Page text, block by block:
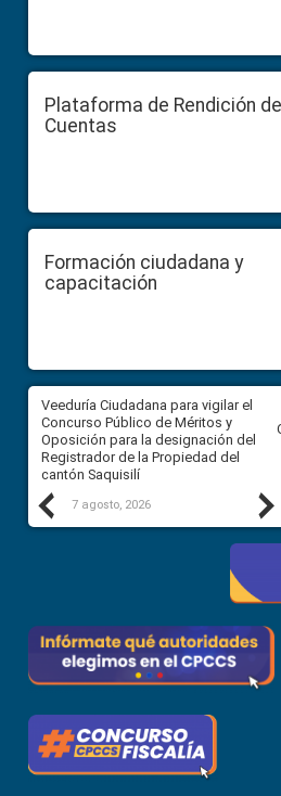
Plataforma de Rendición de
Cuentas
Formación ciudadana y
capacitación
Previous
Veeduría Ciudadana para vigilar el
Concurso Público de Méritos y
Oposición para la designación del
Registrador de la Propiedad del
cantón Saquisilí
7 agosto, 2026